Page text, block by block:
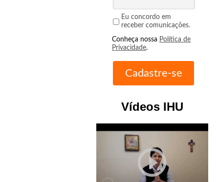
Eu concordo em
receber comunicações.
Conheça nossa Política de
Privacidade.
Vídeos IHU
play_circle_outline